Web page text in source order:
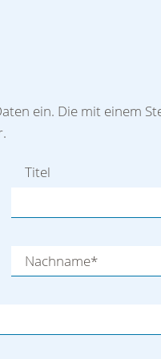
ein. Die mit einem
Titel
Nachname*